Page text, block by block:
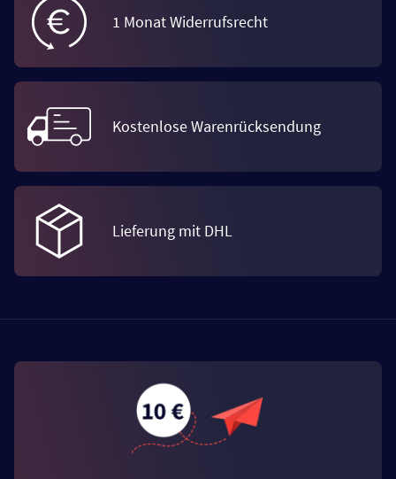
1 Monat Widerrufsrecht
Kostenlose Warenrücksendung
Lieferung mit DHL